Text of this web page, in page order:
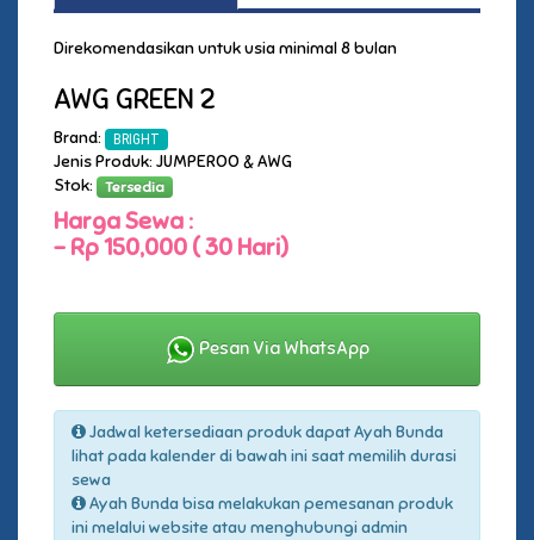
Direkomendasikan untuk usia minimal 8 bulan
AWG GREEN 2
Brand: BRIGHT
Jenis Produk: JUMPEROO & AWG
Stok:
Tersedia
Harga Sewa :
- Rp 150,000 ( 30 Hari)
Pesan Via WhatsApp
Jadwal ketersediaan produk dapat Ayah Bunda
lihat pada kalender di bawah ini saat memilih durasi
sewa
Ayah Bunda bisa melakukan pemesanan produk
ini melalui website atau menghubungi admin